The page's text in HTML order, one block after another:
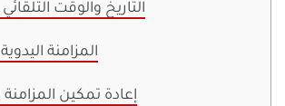
6. التاريخ والوقت التلقائي
7. المزامنة اليدوية
8. إعادة تمكين المزامنة